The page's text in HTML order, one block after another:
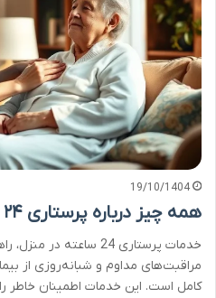
19/10/1404
همه چیز درباره پرستاری ۲۴ ساعته در منزل
خدمات پرستاری 24
مراقبت‌های مداوم و شبانه‌روزی از
کامل است. این خدمات اطمینان خاطر